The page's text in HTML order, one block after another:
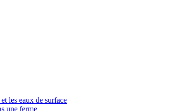
les eaux de surface
une ferme